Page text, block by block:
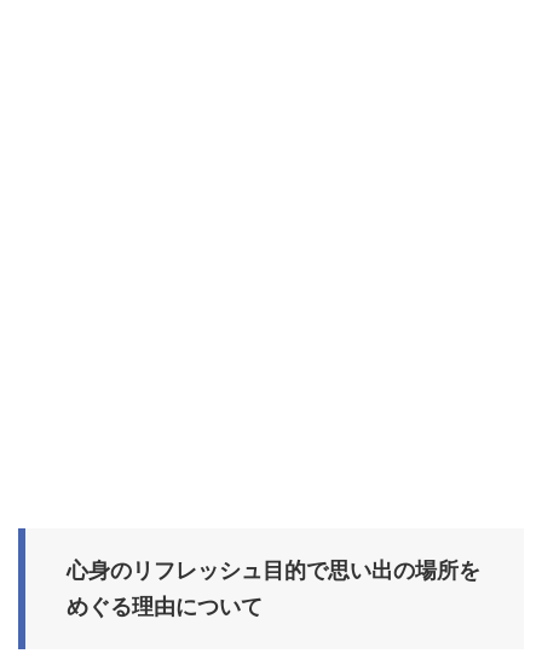
心身のリフレッシュ目的で思い出の場所を
めぐる理由について